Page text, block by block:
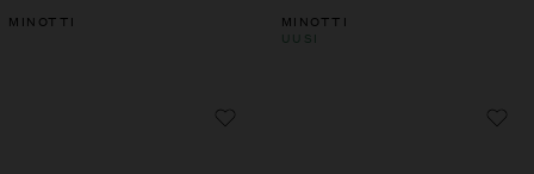
MINOTTI MINOTTI
UUSI